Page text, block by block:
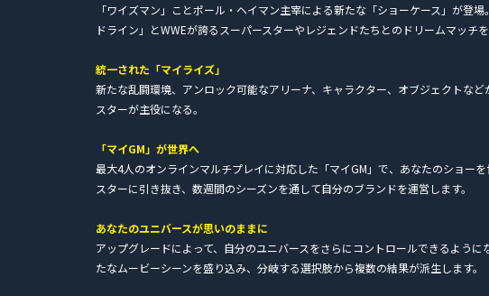
「ワイズマン」ことポール・ヘイマン主宰による新たな「ショーケース」が登
ドライン」とWWEが誇るスーパースターやレジェンドたちとのドリームマッチを
統一された「マイライズ」
新たな乱闘環境、アンロック可能なアリーナ、キャラクター、オブジェクトな
スターが主役になる。
「マイGM」が世界へ
最大4人のオンラインマルチプレイに対応した「マイGM」で、あなたのショー
スターに引き抜き、数週間のシーズンを通して自分のブランドを運営します。
あなたのユニバースが思いのままに
アップグレードによって、自分のユニバースをさらにコントロールできるよう
たなムービーシーンを盛り込み、分岐する選択肢から複数の結果が派生します。